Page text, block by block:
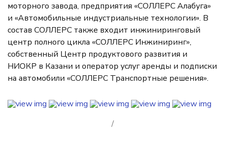
моторного завода, предприятия «СОЛЛЕРС Алабуга»
и «Автомобильные индустриальные технологии». В
состав СОЛЛЕРС также входит инжиниринговый
центр полного цикла «СОЛЛЕРС Инжиниринг»,
собственный Центр продуктового развития и
НИОКР в Казани и оператор услуг аренды и подписки
на автомобили «СОЛЛЕРС Транспортные решения».
/